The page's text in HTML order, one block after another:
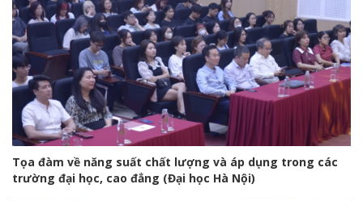
Tọa đàm về năng suất chất lượng và áp dụng trong các
trường đại học, cao đẳng (Đại học Hà Nội)